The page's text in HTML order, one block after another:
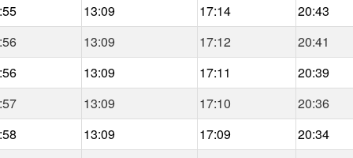
13:09 17:14
20:43
13:09 17:12
20:41
13:09 17:11
20:39
13:09 17:10
20:36
13:09 17:09
20:34